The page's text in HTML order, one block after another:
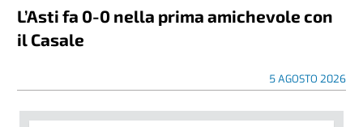
L’Asti fa 0-0 nella prima amichevole con
il Casale
5 AGOSTO 2026